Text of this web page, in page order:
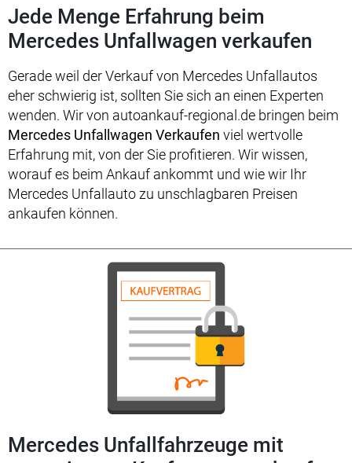
Jede Menge Erfahrung beim
Mercedes Unfallwagen verkaufen
Gerade weil der Verkauf von Mercedes Unfallautos
eher schwierig ist, sollten Sie sich an einen Experten
wenden. Wir von autoankauf-regional.de bringen beim
Mercedes Unfallwagen Verkaufen viel wertvolle
Erfahrung mit, von der Sie profitieren. Wir wissen,
worauf es beim Ankauf ankommt und wie wir Ihr
Mercedes Unfallauto zu unschlagbaren Preisen
ankaufen können.
Mercedes Unfallfahrzeuge mit